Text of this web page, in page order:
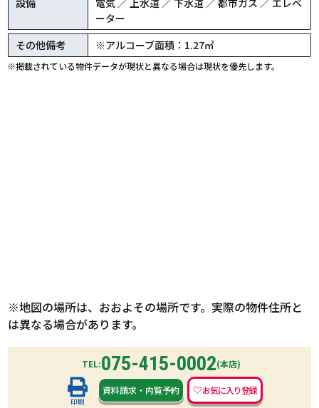
設備
電気 ／ 上水道 ／ 下水道 ／ 都市ガス ／ エレベ
ーター
その他備考
※アルコーブ面積：1.27㎡
※掲載されている物件データが現状と異なる場合は現状を優先します。
※地図の場所は、おおよその場所です。実際の物件住所と
は異なる場合があります。
TEL:075-415-0002(本店)
印刷
資料請求 ・ 内覧予約